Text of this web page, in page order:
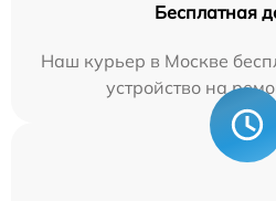
Бесплатная
Наш курьер в Москве
устройство на